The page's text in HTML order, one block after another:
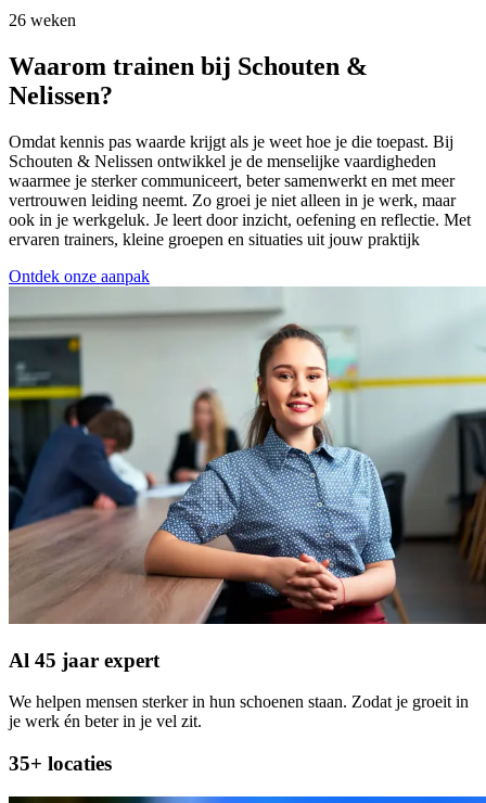
26 weken
Waarom trainen bij Schouten &
Nelissen?
Omdat kennis pas waarde krijgt als je weet hoe je die toepast. Bij
Schouten & Nelissen ontwikkel je de menselijke vaardigheden
waarmee je sterker communiceert, beter samenwerkt en met meer
vertrouwen leiding neemt. Zo groei je niet alleen in je werk, maar
ook in je werkgeluk. Je leert door inzicht, oefening en reflectie. Met
ervaren trainers, kleine groepen en situaties uit jouw praktijk
Ontdek onze aanpak
Al 45 jaar expert
We helpen mensen sterker in hun schoenen staan. Zodat je groeit in
je werk én beter in je vel zit.
35+ locaties